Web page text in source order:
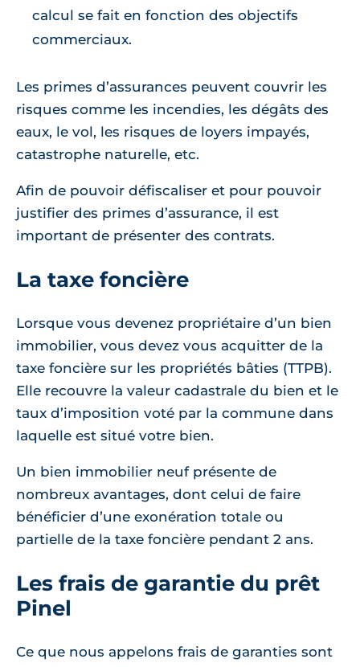
calcul se fait en fonction des objectifs
commerciaux.
Les primes d’assurances peuvent couvrir les
risques comme les incendies, les dégâts des
eaux, le vol, les risques de loyers impayés,
catastrophe naturelle, etc.
Afin de pouvoir défiscaliser et pour pouvoir
justifier des primes d’assurance, il est
important de présenter des contrats.
La taxe foncière
Lorsque vous devenez propriétaire d’un bien
immobilier, vous devez vous acquitter de la
taxe foncière sur les propriétés bâties (TTPB).
Elle recouvre la valeur cadastrale du bien et le
taux d’imposition voté par la commune dans
laquelle est situé votre bien.
Un bien immobilier neuf présente de
nombreux avantages, dont celui de faire
bénéficier d’une exonération totale ou
partielle de la taxe foncière pendant 2 ans.
Les frais de garantie du prêt
Pinel
Ce que nous appelons frais de garanties sont